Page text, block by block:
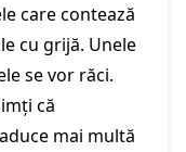
care contează
cu grijă. Unele
se vor răci.
că
mai multă